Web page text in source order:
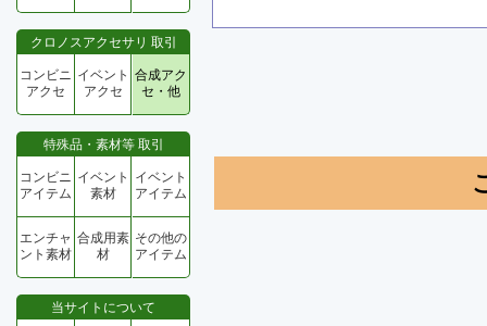
クロノスアクセサリ 取引
コンビニ
アクセ
イベント
アクセ
合成アク
セ・他
特殊品・素材等 取引
コンビニ
アイテム
イベント
素材
イベント
アイテム
エンチャ
ント素材
合成用素
材
その他の
アイテム
当サイトについて